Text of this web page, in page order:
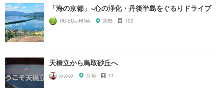
「海の京都」~心の浄化・丹後半島をぐるりドライブ
TATSU-.-HINA 京都 100
天橋立から鳥取砂丘へ
みみみ 京都 11